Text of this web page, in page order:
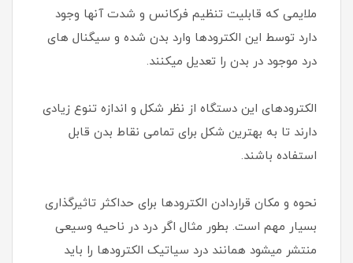
ملایمی که قابلیت تنظیم فرکانس و شدت آنها وجود
دارد توسط این الکترودها وارد بدن شده و سیگنال های
درد موجود در بدن را تعدیل میکنند.
الکترودهای این دستگاه از نظر شکل و اندازه تنوع زیادی
دارند تا به بهترین شکل برای تمامی نقاط بدن قابل
استفاده باشند.
نحوه و مکان قراردادن الکترودها برای حداکثر تاثیرگذاری
بسیار مهم است. بطور مثال اگر درد در ناحیه وسیعی
منتشر میشود همانند درد سیاتیک الکترودها را باید